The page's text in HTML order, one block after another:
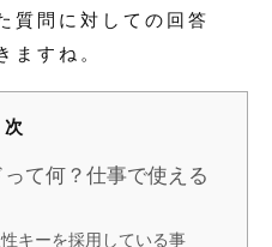
質問に対しての回答
ますね。
次
て何？仕事で使える
キーを採用している事